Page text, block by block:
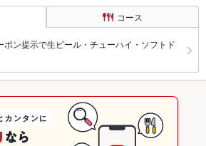
コース
ポン提示で生ビール・チューハイ・ソフトド